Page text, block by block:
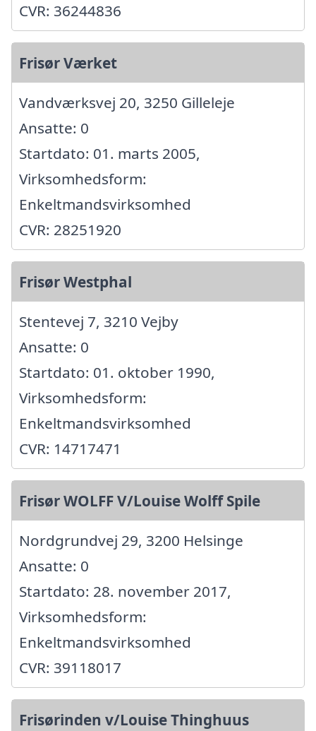
CVR: 36244836
Frisør Værket
Vandværksvej 20, 3250 Gilleleje
Ansatte: 0
Startdato: 01. marts 2005,
Virksomhedsform:
Enkeltmandsvirksomhed
CVR: 28251920
Frisør Westphal
Stentevej 7, 3210 Vejby
Ansatte: 0
Startdato: 01. oktober 1990,
Virksomhedsform:
Enkeltmandsvirksomhed
CVR: 14717471
Frisør WOLFF V/Louise Wolff Spile
Nordgrundvej 29, 3200 Helsinge
Ansatte: 0
Startdato: 28. november 2017,
Virksomhedsform:
Enkeltmandsvirksomhed
CVR: 39118017
Frisørinden v/Louise Thinghuus